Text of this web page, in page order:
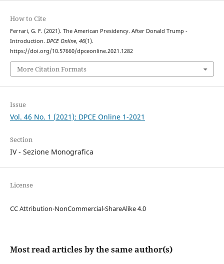
How to Cite
Ferrari, G. F. (2021). The American Presidency. After Donald Trump -
Introduction. DPCE Online, 46(1).
https://doi.org/10.57660/dpceonline.2021.1282
More Citation Formats
Issue
Vol. 46 No. 1 (2021): DPCE Online 1-2021
Section
IV - Sezione Monografica
License
CC Attribution-NonCommercial-ShareAlike 4.0
Most read articles by the same author(s)